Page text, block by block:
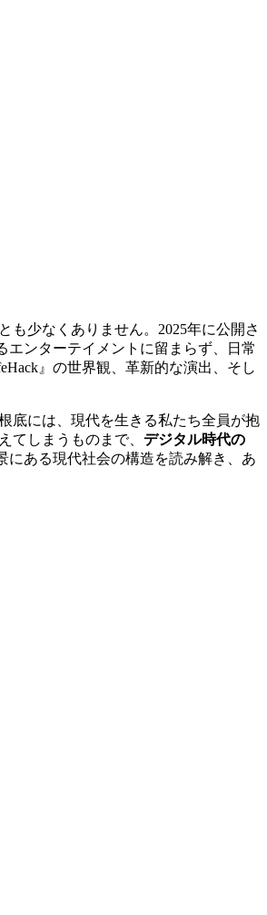
少なくありません。2025年に公開さ
エンターテイメントに留まらず、日常
』の世界観、革新的な演出、そし
底には、現代を生きる私たち全員が抱
てしまうものまで、 デジタル時代の
にある現代社会の構造を読み解き、あ